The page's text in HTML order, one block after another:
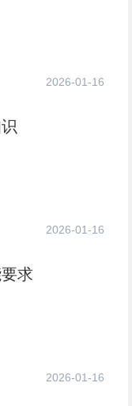
2026-01-16
2026-01-16
求
2026-01-16